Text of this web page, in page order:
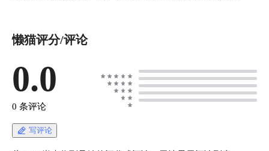
懒猫评分/评论
0.0
0 条评论
写评论